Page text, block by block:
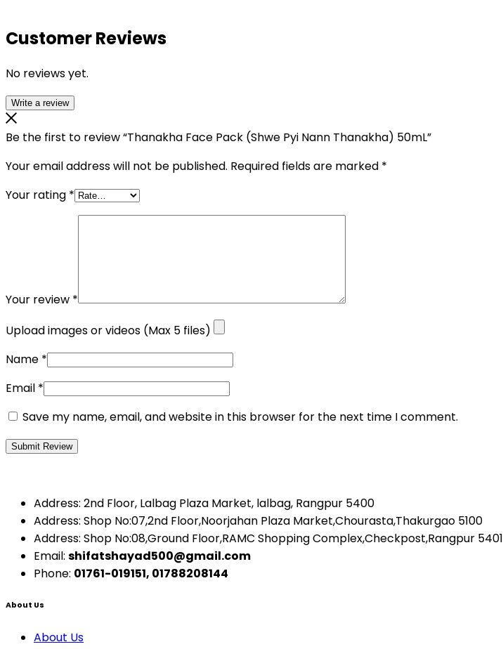
Customer Reviews
No reviews yet.
Write a review
Be the first to review “Thanakha Face Pack (Shwe Pyi Nann Thanakha) 50mL”
Your email address will not be published. Required fields are marked *
Your rating *
Your review *
Upload images or videos (Max 5 files)
Name *
Email *
Save my name, email, and website in this browser for the next time I comment.
Address: 2nd Floor, Lalbag Plaza Market, lalbag, Rangpur 5400
Address: Shop No:07,2nd Floor,Noorjahan Plaza Market,Chourasta,Thakurgao 5100
Address: Shop No:08,Ground Floor,RAMC Shopping Complex,Checkpost,Rangpur 5401
Email: shifatshayad500@gmail.com
Phone: 01761-019151, 01788208144
About Us
About Us